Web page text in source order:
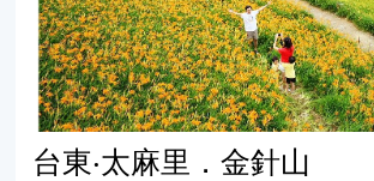
台東‧太麻里．金針山